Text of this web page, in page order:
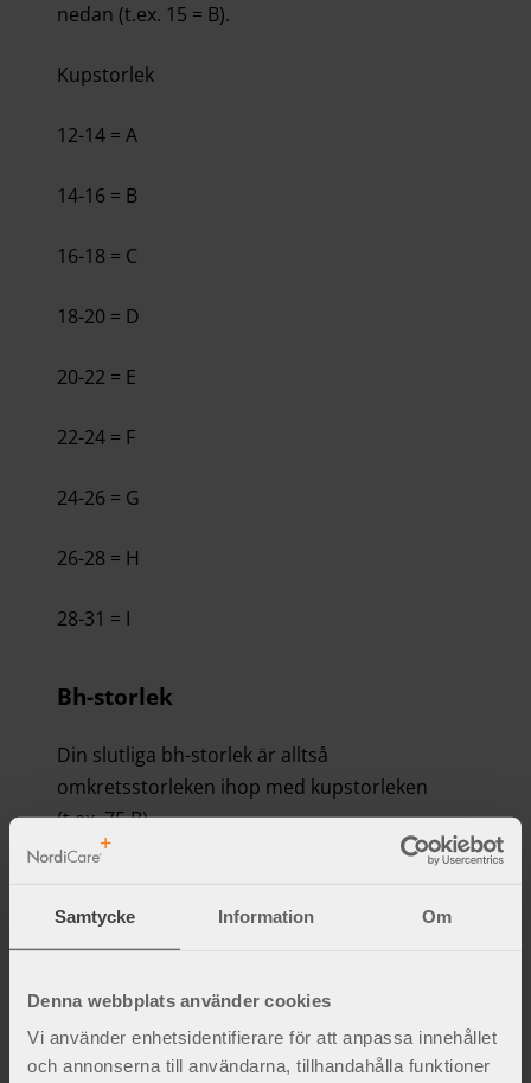
Samtycke Information Om
Denna webbplats använder cookies
Vi använder enhetsidentifierare för att anpassa innehållet
och annonserna till användarna, tillhandahålla funktioner
nedan (t.ex. 15 = B).
Kupstorlek
12-14 = A
14-16 = B
16-18 = C
18-20 = D
20-22 = E
22-24 = F
24-26 = G
26-28 = H
28-31 = I
Bh-storlek
Din slutliga bh-storlek är alltså
omkretsstorleken ihop med kupstorleken
(t.ex. 75 B).